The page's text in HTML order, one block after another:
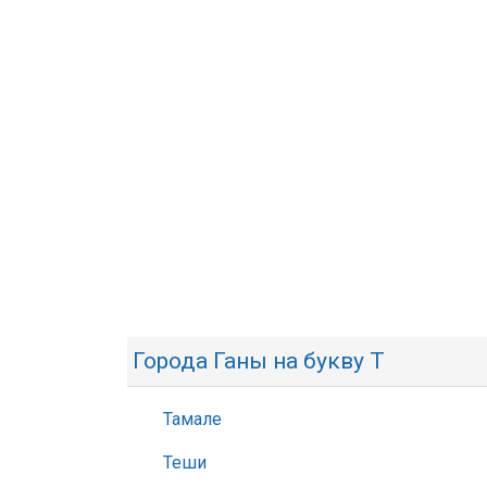
Города Ганы на букву Т
Тамале
Теши